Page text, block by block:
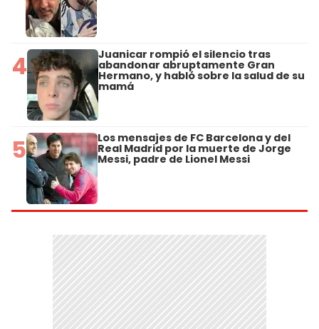
4 Juanicar rompió el silencio tras
abandonar abruptamente Gran
Hermano, y habló sobre la salud de su
mamá
5 Los mensajes de FC Barcelona y del
Real Madrid por la muerte de Jorge
Messi, padre de Lionel Messi